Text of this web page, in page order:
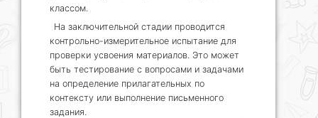
классом.
На заключительной стадии проводится
контрольно-измерительное испытание для
проверки усвоения материалов. Это может
быть тестирование с вопросами и задачами
на определение прилагательных по
контексту или выполнение письменного
задания.